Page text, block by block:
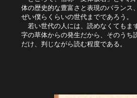
体の歴史的な豊富さと表現のバランス
ぜい僕らくらいの世代までであろう。
若い世代の人には、読めなくてもま
字の草体からの発生だから、そのうち
だけ、判じながら読む程度である。